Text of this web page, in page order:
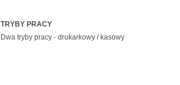
TRYBY PRACY
Dwa tryby pracy - drukarkowy / kasowy